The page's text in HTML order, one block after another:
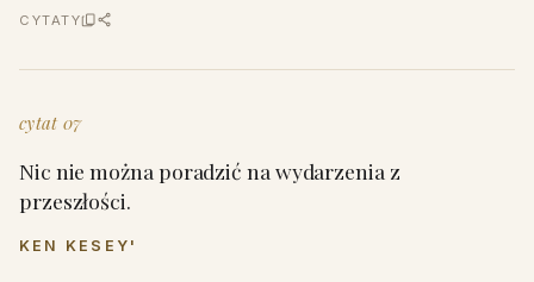
CYTATY
cytat 07
Nic nie można poradzić na wydarzenia z
przeszłości.
KEN KESEY'